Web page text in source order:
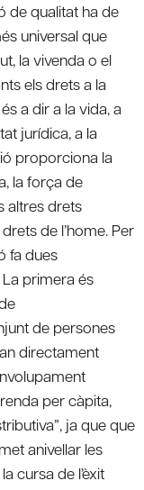
de qualitat ha de
universal que
la vivenda o el
els drets a la
a dir a la vida, a
jurídica, a la
proporciona la
la força de
altres drets
de l’home. Per
fa dues
primera és
de persones
directament
per càpita,
ja que que
anivellar les
cursa de l’èxit